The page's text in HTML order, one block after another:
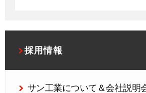
採用情報
サン工業について＆会社説明